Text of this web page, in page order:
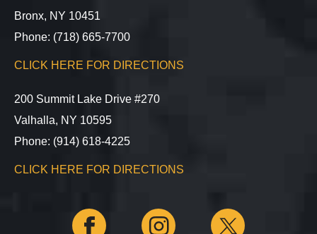
Bronx, NY 10451
Phone: (718) 665-7700
CLICK HERE FOR DIRECTIONS
200 Summit Lake Drive #270
Valhalla, NY 10595
Phone: (914) 618-4225
CLICK HERE FOR DIRECTIONS